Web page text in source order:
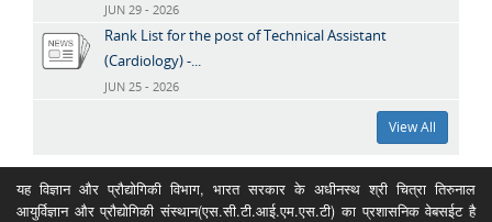
JUN 29 - 2026
Rank List for the post of Technical Assistant
(Cardiology) -...
JUN 25 - 2026
View All
यह विज्ञान और प्रौद्योगिकी विभाग, भारत सरकार के अधीनस्थ श्री चित्रा तिरुनाल
आयुर्विज्ञान और प्रौद्योगिकी संस्थान(एस.सी.टी.आई.एम.एस.टी) का प्रशासनिक वेबसईट है